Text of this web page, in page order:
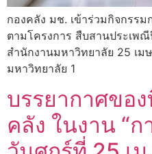
กองคลัง มช. เข้าร่วมกิจกรร
ตามโครงการ สืบสานประเพ
สำนักงานมหาวิทยาลัย 25 เ
มหาวิทยาลัย 1
บรรยากาศขอ
คลัง ในงาน “ก